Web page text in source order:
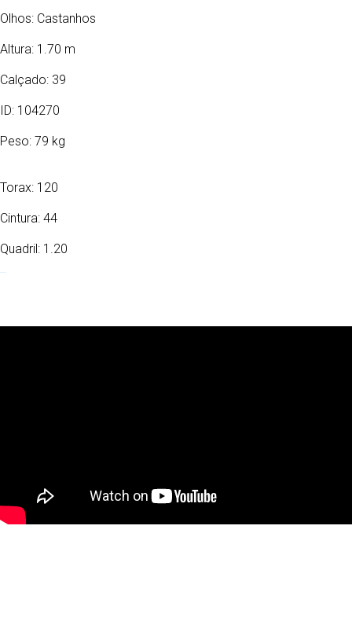
Olhos: Castanhos
Altura: 1.70 m
Calçado: 39
ID: 104270
Peso: 79 kg
Torax: 120
Cintura: 44
Quadril: 1.20